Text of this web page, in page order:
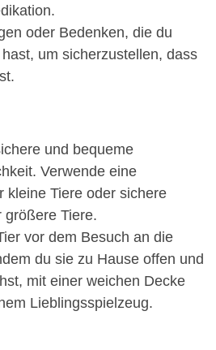
oder Bedenken, die du
um sicherzustellen, dass
und bequeme
Verwende eine
kleine Tiere oder sichere
größere Tiere.
vor dem Besuch an die
du sie zu Hause offen und
mit einer weichen Decke
Lieblingsspielzeug.